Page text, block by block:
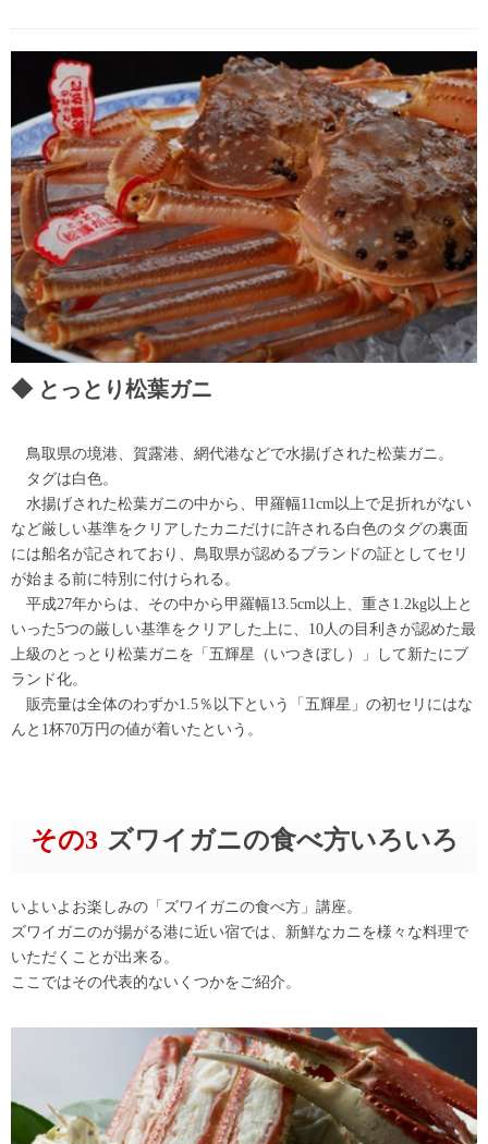
とっとり松葉ガニ
鳥取県の境港、賀露港、網代港などで水揚げされた松葉ガニ。
タグは白色。
水揚げされた松葉ガニの中から、甲羅幅11cm以上で足折れがない
など厳しい基準をクリアしたカニだけに許される白色のタグの裏面
には船名が記されており、鳥取県が認めるブランドの証としてセリ
が始まる前に特別に付けられる。
平成27年からは、その中から甲羅幅13.5cm以上、重さ1.2kg以上と
いった5つの厳しい基準をクリアした上に、10人の目利きが認めた最
上級のとっとり松葉ガニを「五輝星（いつきぼし）」して新たにブ
ランド化。
販売量は全体のわずか1.5％以下という「五輝星」の初セリにはな
んと1杯70万円の値が着いたという。
その3 ズワイガニの食べ方いろいろ
いよいよお楽しみの「ズワイガニの食べ方」講座。
ズワイガニのが揚がる港に近い宿では、新鮮なカニを様々な料理で
いただくことが出来る。
ここではその代表的ないくつかをご紹介。